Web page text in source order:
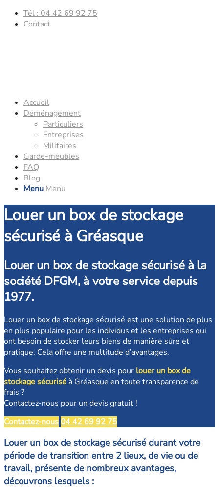
Tél : 04 42 69 92 75
Contact
Accueil
Déménagement
Particuliers
Entreprises
Militaires
Garde-meubles
FAQ
Blog
Menu Menu
Louer un box de stockage
sécurisé à Gréasque
Louer un box de stockage sécurisé à la
société DFGM, à votre service depuis
1977.
Louer un box de stockage sécurisé est une solution de plus
en plus populaire pour les individus et les entreprises qui
ont besoin de stocker leurs biens de manière sûre et
pratique. Cela offre une multitude d’avantages.
Vous souhaitez obtenir un devis pour louer un box de
stockage sécurisé à Gréasque en toute transparence de
frais ?
Contactez-nous pour un devis gratuit !
Contactez-nous 04 42 69 92 75
Louer un box de stockage sécurisé durant votre
période de transition entre 2 lieux, de vie ou de
travail, présente de nombreux avantages,
découvrons lesquels :